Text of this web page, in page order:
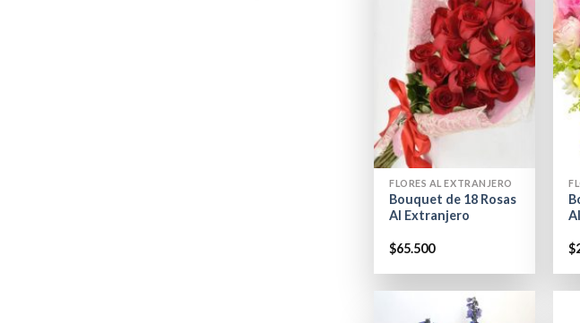
+
FLORES AL EXTRANJERO
Bouquet de 18 Rosas
Al Extranjero
$65.500 $